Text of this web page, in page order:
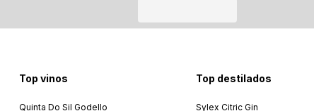
Top vinos
Quinta Do Sil Godello
Top destilados
Sylex Citric Gin